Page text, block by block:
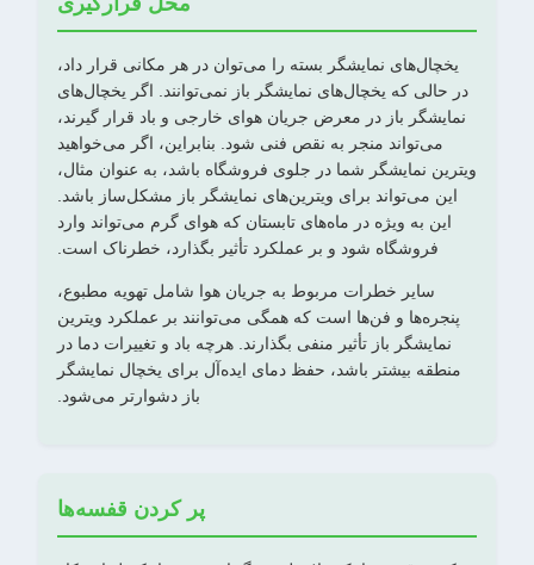
یخچال‌های نمایشگر بسته را می‌توان در هر مکانی قرار داد،
در حالی که یخچال‌های نمایشگر باز نمی‌توانند. اگر یخچال‌های
نمایشگر باز در معرض جریان هوای خارجی و باد قرار گیرند،
می‌تواند منجر به نقص فنی شود. بنابراین، اگر می‌خواهید
ویترین نمایشگر شما در جلوی فروشگاه باشد، به عنوان مثال،
این می‌تواند برای ویترین‌های نمایشگر باز مشکل‌ساز باشد.
این به ویژه در ماه‌های تابستان که هوای گرم می‌تواند وارد
فروشگاه شود و بر عملکرد تأثیر بگذارد، خطرناک است.
سایر خطرات مربوط به جریان هوا شامل تهویه مطبوع،
پنجره‌ها و فن‌ها است که همگی می‌توانند بر عملکرد ویترین
نمایشگر باز تأثیر منفی بگذارند. هرچه باد و تغییرات دما در
منطقه بیشتر باشد، حفظ دمای ایده‌آل برای یخچال نمایشگر
باز دشوارتر می‌شود.
پر کردن قفسه‌ها